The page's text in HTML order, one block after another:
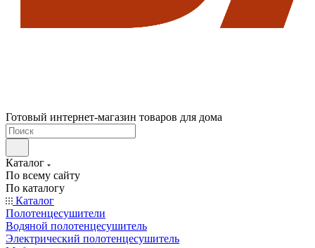
Готовый интернет-магазин товаров для дома
Каталог
По всему сайту
По каталогу
Каталог
Полотенцесушители
Водяной полотенцесушитель
Электрический полотенцесушитель